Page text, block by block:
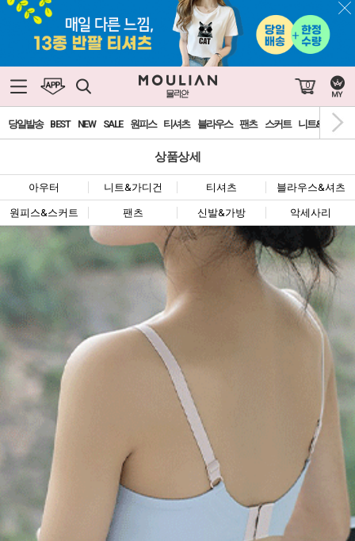
0
당일발송 BEST NEW SALE 원피스 티셔츠 블라우스 팬츠 스커트 니트&가디건
상품상세
아우터 니트&가디건 티셔츠 블라우스&셔츠
원피스&스커트 팬츠 신발&가방 악세사리